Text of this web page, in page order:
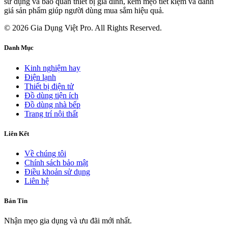
giá sản phẩm giúp người dùng mua sắm hiệu quả.
© 2026 Gia Dụng Việt Pro. All Rights Reserved.
Danh Mục
Kinh nghiệm hay
Điện lạnh
Thiết bị điện tử
Đồ dùng tiện ích
Đồ dùng nhà bếp
Trang trí nội thất
Liên Kết
Về chúng tôi
Chính sách bảo mật
Điều khoản sử dụng
Liên hệ
Bản Tin
Nhận mẹo gia dụng và ưu đãi mới nhất.